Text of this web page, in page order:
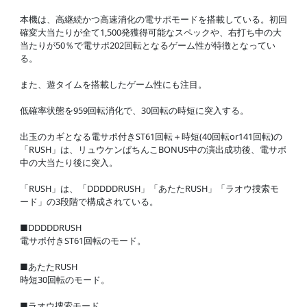
本機は、高継続かつ高速消化の電サポモードを搭載している。初回
確変大当たりが全て1,500発獲得可能なスペックや、右打ち中の大
当たりが50％で電サポ202回転となるゲーム性が特徴となってい
る。
また、遊タイムを搭載したゲーム性にも注目。
低確率状態を959回転消化で、30回転の時短に突入する。
出玉のカギとなる電サポ付きST61回転＋時短(40回転or141回転)の
「RUSH」は、リュウケンぱちんこBONUS中の演出成功後、電サポ
中の大当たり後に突入。
「RUSH」は、「DDDDDRUSH」「あたたRUSH」「ラオウ捜索モ
ード」の3段階で構成されている。
■DDDDDRUSH
電サポ付きST61回転のモード。
■あたたRUSH
時短30回転のモード。